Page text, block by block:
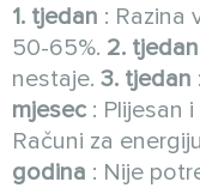
1. tjedan : Razina
50-65%. 2. tjedan
nestaje. 3. tjedan
mjesec : Plijesan
Računi za
godina : Nije